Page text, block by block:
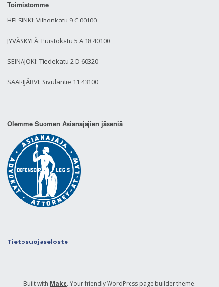
Toimistomme
HELSINKI: Vilhonkatu 9 C 00100
JYVÄSKYLÄ: Puistokatu 5 A 18 40100
SEINÄJOKI: Tiedekatu 2 D 60320
SAARIJÄRVI: Sivulantie 11 43100
Olemme Suomen Asianajajien jäseniä
Tietosuojaseloste
Built with Make. Your friendly WordPress page builder theme.